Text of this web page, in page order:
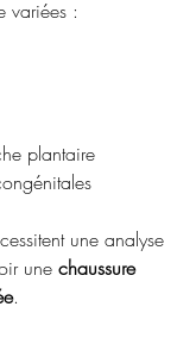
variées :
plantaire
une analyse
une chaussure
.